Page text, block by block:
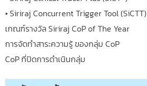
• Siriraj Concurrent Trigger Tool (SiCTT)
เกณฑ์รางวัล Siriraj CoP of The Year
การจัดทำสาระความรู้ ของกลุ่ม CoP
CoP ที่ปิดการดำเนินกลุ่ม